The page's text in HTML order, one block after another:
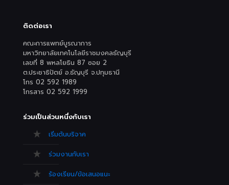
ติดต่อเรา
คณะการแพทย์บูรณาการ
มหาวิทยาลัยเทคโนโลยีราชมงคลธัญบุรี
เลขที่ 8 พหลโยธิน 87 ซอย 2
ต.ประชาธิปัตย์ อ.ธัญบุรี จ.ปทุมธานี
โทร 02 592 1989
โทรสาร 02 592 1999
ร่วมเป็นส่วนหนึ่งกับเรา
เริ่มต้นบริจาค
ร่วมงานกับเรา
ร้องเรียน/ข้อเสนอแนะ